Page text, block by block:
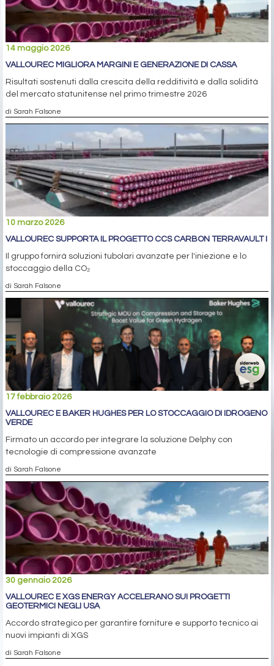
14 maggio 2026
VALLOUREC MIGLIORA MARGINI E GENERAZIONE DI CASSA
Risultati sostenuti dalla crescita della redditività e dalla solidità
del mercato statunitense nel primo trimestre 2026
di Sarah Falsone
10 marzo 2026
VALLOUREC SUPPORTA IL PROGETTO CCS CARBON TERRAVAULT I
Il gruppo fornirà soluzioni tubolari avanzate per l'iniezione e lo
stoccaggio della CO₂
di Sarah Falsone
17 febbraio 2026
VALLOUREC E BAKER HUGHES PER LO STOCCAGGIO DI IDROGENO
VERDE
Firmato un accordo per integrare la soluzione Delphy con
tecnologie di compressione avanzate
di Sarah Falsone
30 gennaio 2026
VALLOUREC E XGS ENERGY ACCELERANO SUI PROGETTI
GEOTERMICI NEGLI USA
Accordo strategico per garantire forniture e supporto tecnico ai
nuovi impianti di XGS
di Sarah Falsone